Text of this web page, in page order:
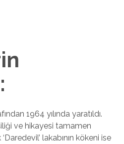
1964 yılında yaratıldı.
ve hikayesi tamamen
‘Daredevil’ lakabının kökeni ise